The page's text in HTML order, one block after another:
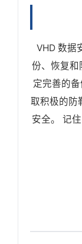
VHD 数据
份、恢复和
定完善的
取积极的防
安全。 记